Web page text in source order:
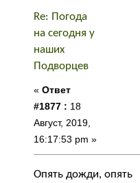
Re: Погода
на сегодня у
наших
Подворцев
« Ответ
#1877 : 18
Август, 2019,
16:17:53 pm »
Опять дожди, опять